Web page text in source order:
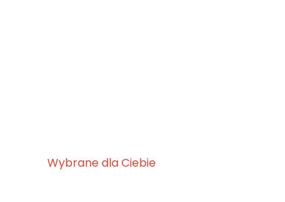
Wybrane dla Ciebie